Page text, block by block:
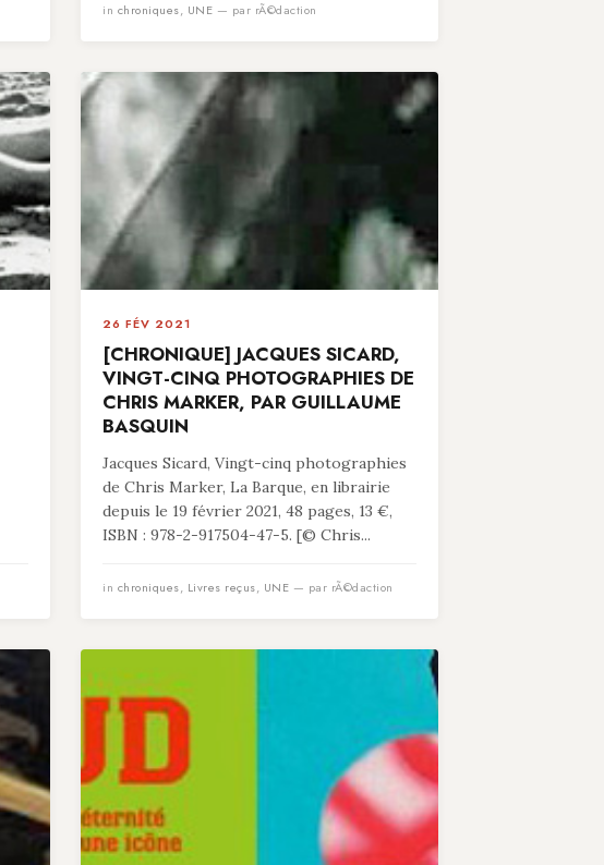
in chroniques, UNE — par rÃ©daction
26 FÉV 2021
[CHRONIQUE] JACQUES SICARD,
VINGT-CINQ PHOTOGRAPHIES DE
CHRIS MARKER, PAR GUILLAUME
BASQUIN
Jacques Sicard, Vingt-cinq photographies
de Chris Marker, La Barque, en librairie
depuis le 19 février 2021, 48 pages, 13 €,
ISBN : 978-2-917504-47-5. [© Chris...
in chroniques, Livres reçus, UNE — par rÃ©daction